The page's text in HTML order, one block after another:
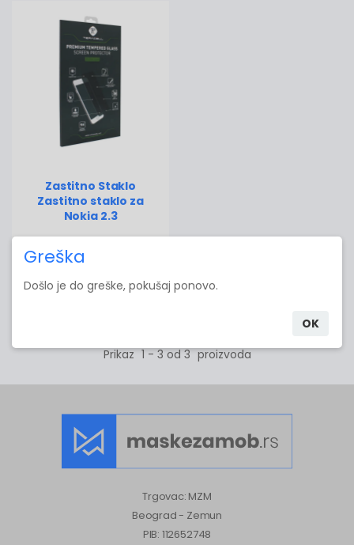
Zastitno Staklo
Zastitno staklo za
Nokia 2.3
335.00 RSD
Dodaj u korpu
Prikaz 1 - 3 od 3 proizvoda
Trgovac: MZM
Beograd - Zemun
PIB: 112652748
Greška
Došlo je do greške, pokušaj ponovo.
OK